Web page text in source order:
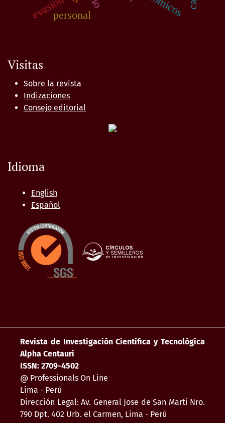
evasiónpersonal
Visitas
Sobre la revista
Indizaciones
Consejo editorial
Idioma
English
Español
Revista de Investigación Científica y Tecnológica
Alpha Centauri
ISSN: 2709-4502
@ Professionals On Line
Lima - Perú
Dirección Legal: Av. General Jose de San Marti Nro.
790 Dpt. 402 Urb. el Carmen, Lima - Perú